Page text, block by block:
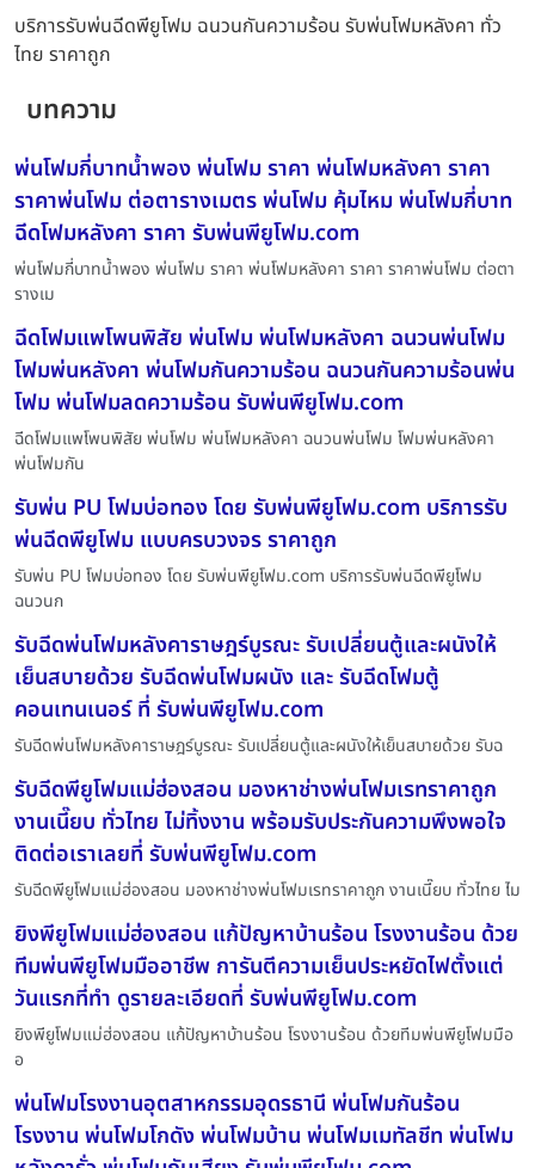
บริการรับพ่นฉีดพียูโฟม ฉนวนกันความร้อน รับพ่นโฟมหลังคา ทั่ว
ไทย ราคาถูก
บทความ
พ่นโฟมกี่บาทน้ำพอง พ่นโฟม ราคา พ่นโฟมหลังคา ราคา
ราคาพ่นโฟม ต่อตารางเมตร พ่นโฟม คุ้มไหม พ่นโฟมกี่บาท
ฉีดโฟมหลังคา ราคา รับพ่นพียูโฟม.com
พ่นโฟมกี่บาทน้ำพอง พ่นโฟม ราคา พ่นโฟมหลังคา ราคา ราคาพ่นโฟม ต่อตา
รางเม
ฉีดโฟมแพโพนพิสัย พ่นโฟม พ่นโฟมหลังคา ฉนวนพ่นโฟม
โฟมพ่นหลังคา พ่นโฟมกันความร้อน ฉนวนกันความร้อนพ่น
โฟม พ่นโฟมลดความร้อน รับพ่นพียูโฟม.com
ฉีดโฟมแพโพนพิสัย พ่นโฟม พ่นโฟมหลังคา ฉนวนพ่นโฟม โฟมพ่นหลังคา
พ่นโฟมกัน
รับพ่น PU โฟมบ่อทอง โดย รับพ่นพียูโฟม.com บริการรับ
พ่นฉีดพียูโฟม แบบครบวงจร ราคาถูก
รับพ่น PU โฟมบ่อทอง โดย รับพ่นพียูโฟม.com บริการรับพ่นฉีดพียูโฟม
ฉนวนก
รับฉีดพ่นโฟมหลังคาราษฎร์บูรณะ รับเปลี่ยนตู้และผนังให้
เย็นสบายด้วย รับฉีดพ่นโฟมผนัง และ รับฉีดโฟมตู้
คอนเทนเนอร์ ที่ รับพ่นพียูโฟม.com
รับฉีดพ่นโฟมหลังคาราษฎร์บูรณะ รับเปลี่ยนตู้และผนังให้เย็นสบายด้วย รับฉ
รับฉีดพียูโฟมแม่ฮ่องสอน มองหาช่างพ่นโฟมเรทราคาถูก
งานเนี๊ยบ ทั่วไทย ไม่ทิ้งงาน พร้อมรับประกันความพึงพอใจ
ติดต่อเราเลยที่ รับพ่นพียูโฟม.com
รับฉีดพียูโฟมแม่ฮ่องสอน มองหาช่างพ่นโฟมเรทราคาถูก งานเนี๊ยบ ทั่วไทย ไม
ยิงพียูโฟมแม่ฮ่องสอน แก้ปัญหาบ้านร้อน โรงงานร้อน ด้วย
ทีมพ่นพียูโฟมมืออาชีพ การันตีความเย็นประหยัดไฟตั้งแต่
วันแรกที่ทำ ดูรายละเอียดที่ รับพ่นพียูโฟม.com
ยิงพียูโฟมแม่ฮ่องสอน แก้ปัญหาบ้านร้อน โรงงานร้อน ด้วยทีมพ่นพียูโฟมมือ
อ
พ่นโฟมโรงงานอุตสาหกรรมอุดรธานี พ่นโฟมกันร้อน
โรงงาน พ่นโฟมโกดัง พ่นโฟมบ้าน พ่นโฟมเมทัลชีท พ่นโฟม